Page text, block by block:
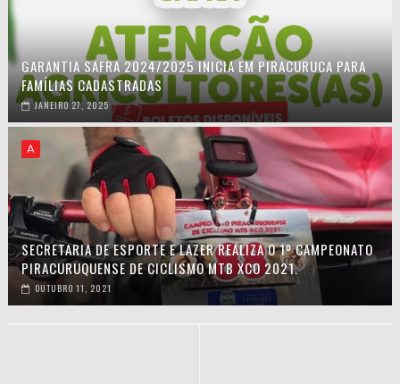
GARANTIA SAFRA 2024/2025 INICIA EM PIRACURUCA PARA
FAMÍLIAS CADASTRADAS
JANEIRO 27, 2025
A
SECRETARIA DE ESPORTE E LAZER REALIZA O 1º CAMPEONATO
PIRACURUQUENSE DE CICLISMO MTB XCO 2021.
OUTUBRO 11, 2021